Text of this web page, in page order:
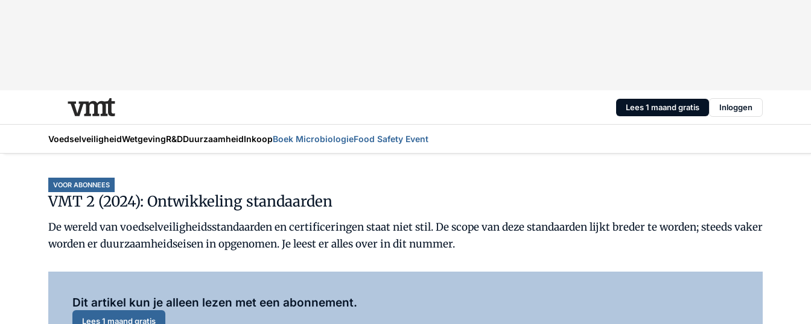
Lees 1 maand gratis Inloggen
VoedselveiligheidWetgevingR&DDuurzaamheidInkoopBoek MicrobiologieFood Safety Event
VOOR ABONNEES
VMT 2 (2024): Ontwikkeling standaarden
De wereld van voedselveiligheidsstandaarden en certificeringen staat niet stil. De scope van deze standaarden lijkt breder te worden; steeds vaker
worden er duurzaamheidseisen in opgenomen. Je leest er alles over in dit nummer.
Dit artikel kun je alleen lezen met een abonnement.
Lees 1 maand gratis